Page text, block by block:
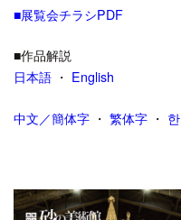
■展覧会チラシPDF
■作品解説
日本語 ・ English
中文／簡体字 ・ 繁体字 ・